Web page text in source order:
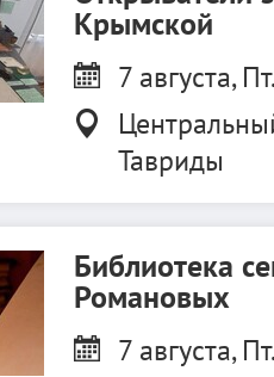
Крымской
7 августа,
Тавриды
Библиотека
Романовых
7 августа,